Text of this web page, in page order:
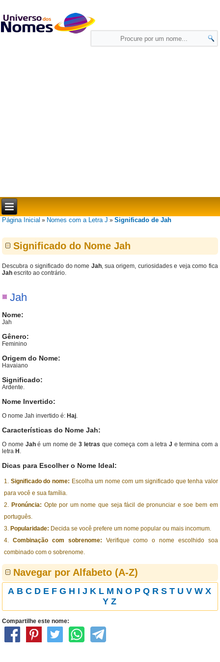
Página Inicial » Nomes com a Letra J »Significado de Jah
Significado do Nome Jah
Descubra o significado do nome Jah, sua origem, curiosidades e veja como fica
Jah escrito ao contrário.
Jah
Nome:
Jah
Gênero:
Feminino
Origem do Nome:
Havaiano
Significado:
Ardente.
Nome Invertido:
O nome Jah invertido é: Haj.
Características do Nome Jah:
O nome Jahé um nome de3 letras que começa com a letra J e termina com a
letra H .
Dicas para Escolher o Nome Ideal:
Significado do nome: Escolha um nome com um significado que tenha valor
para você e sua família.
Pronúncia: Opte por um nome que seja fácil de pronunciar e soe bem em
português.
Popularidade: Decida se você prefere um nome popular ou mais incomum.
Combinação com sobrenome: Verifique como o nome escolhido soa
combinado com o sobrenome.
Navegar por Alfabeto (A-Z)
A B C D E F G H I J K L M N O P Q R S T U V W X
Y Z
Compartilhe este nome: